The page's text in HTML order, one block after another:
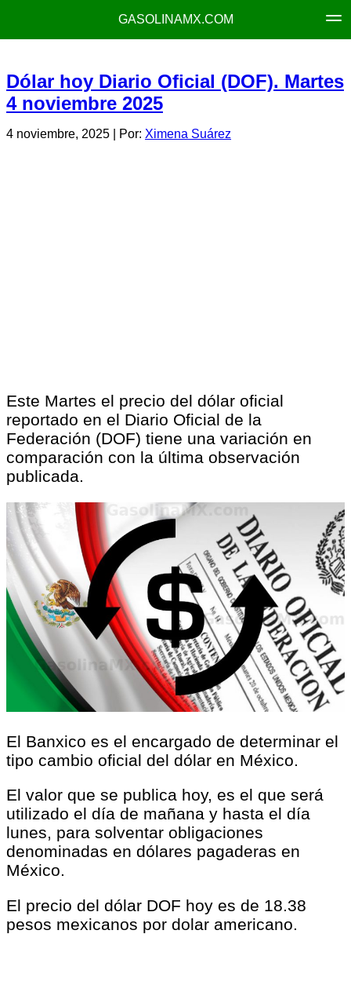
GASOLINAMX.COM
Dólar hoy Diario Oficial (DOF). Martes
4 noviembre 2025
4 noviembre, 2025 | Por: Ximena Suárez
Este Martes el precio del dólar oficial
reportado en el Diario Oficial de la
Federación (DOF) tiene una variación en
comparación con la última observación
publicada.
El Banxico es el encargado de determinar el
tipo cambio oficial del dólar en México.
El valor que se publica hoy, es el que será
utilizado el día de mañana y hasta el día
lunes, para solventar obligaciones
denominadas en dólares pagaderas en
México.
El precio del dólar DOF hoy es de 18.38
pesos mexicanos por dolar americano.